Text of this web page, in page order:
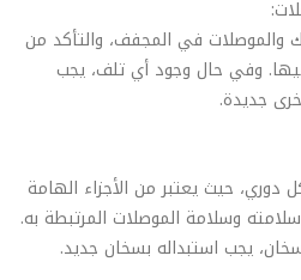
والموصلات في المجفف، والتأكد من
وفي حال وجود أي تلف، يجب
جديدة.
حيث يعتبر من الأجزاء الهامة
وسلامة الموصلات المرتبطة به.
يجب استبداله بسخان جديد.